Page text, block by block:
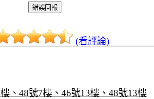
(看評論)
、48號7樓、46號13樓、48號13樓